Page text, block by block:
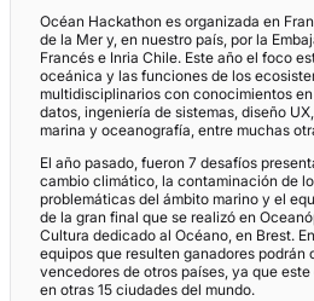
Océan Hackathon es organizada en
de la Mer y, en nuestro país, por la
Francés e Inria Chile. Este año el foco
oceánica y las funciones de los
multidisciplinarios con conocimientos
datos, ingeniería de sistemas, diseño
marina y oceanografía, entre muchas
El año pasado, fueron 7 desafíos
cambio climático, la contaminación de
problemáticas del ámbito marino y el
de la gran final que se realizó en
Cultura dedicado al Océano, en Brest.
equipos que resulten ganadores podrán
vencedores de otros países, ya que
en otras 15 ciudades del mundo.